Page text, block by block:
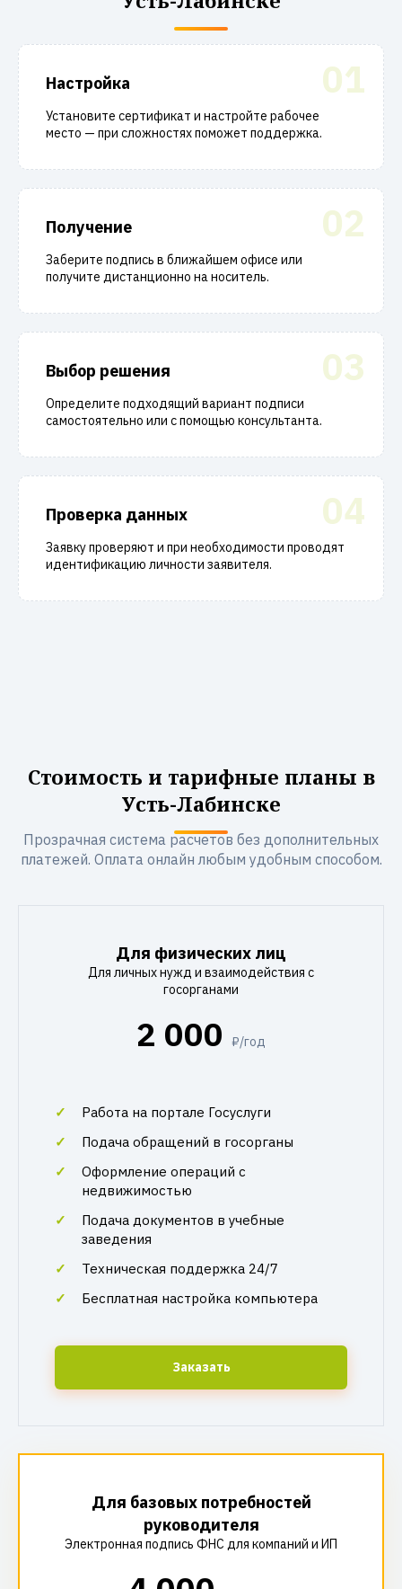
01
Настройка
Установите сертификат и настройте рабочее
место — при сложностях поможет поддержка.
02
Получение
Заберите подпись в ближайшем офисе или
получите дистанционно на носитель.
03
Выбор решения
Определите подходящий вариант подписи
самостоятельно или с помощью консультанта.
04
Проверка данных
Заявку проверяют и при необходимости проводят
идентификацию личности заявителя.
Стоимость и тарифные планы в
Усть-Лабинске
Прозрачная система расчетов без дополнительных
платежей. Оплата онлайн любым удобным способом.
Для физических лиц
Для личных нужд и взаимодействия с
госорганами
2 000 ₽/год
Работа на портале Госуслуги
Подача обращений в госорганы
Оформление операций с
недвижимостью
Подача документов в учебные
заведения
Техническая поддержка 24/7
Бесплатная настройка компьютера
Заказать
Для базовых потребностей
руководителя
Электронная подпись ФНС для компаний и ИП